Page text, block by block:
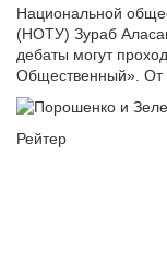
Национальной
(НОТУ) Зураб
дебаты могут
Общественный». От
Рейтер